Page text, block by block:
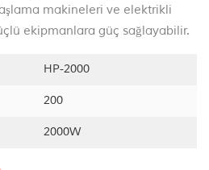
makineleri ve elektrikli
ekipmanlara güç sağlayabilir.
HP-2000
200
2000W